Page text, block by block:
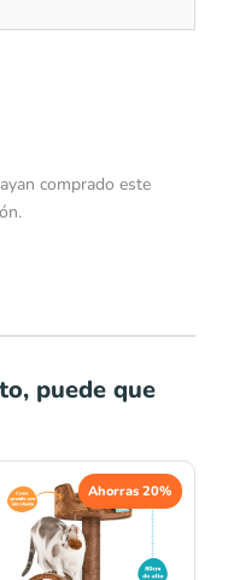
comprado este
puede que
Ahorras 20%
precio
original
era:
El
precio
actual